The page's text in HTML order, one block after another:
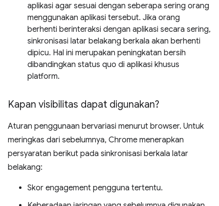
aplikasi agar sesuai dengan seberapa sering orang
menggunakan aplikasi tersebut. Jika orang
berhenti berinteraksi dengan aplikasi secara sering,
sinkronisasi latar belakang berkala akan berhenti
dipicu. Hal ini merupakan peningkatan bersih
dibandingkan status quo di aplikasi khusus
platform.
Kapan visibilitas dapat digunakan?
Aturan penggunaan bervariasi menurut browser. Untuk
meringkas dari sebelumnya, Chrome menerapkan
persyaratan berikut pada sinkronisasi berkala latar
belakang:
Skor engagement pengguna tertentu.